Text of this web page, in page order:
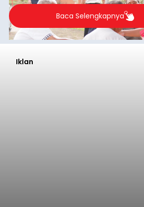
Baca Selengkapnya
Iklan